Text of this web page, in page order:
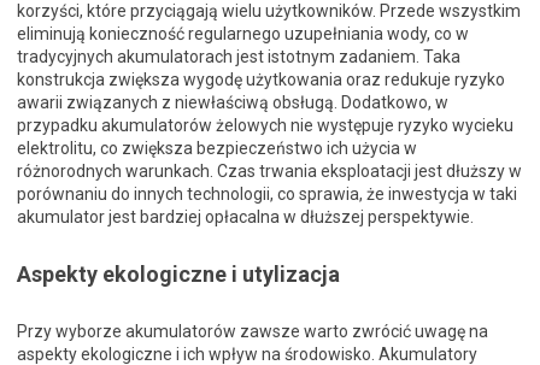
korzyści, które przyciągają wielu użytkowników. Przede wszystkim
eliminują konieczność regularnego uzupełniania wody, co w
tradycyjnych akumulatorach jest istotnym zadaniem. Taka
konstrukcja zwiększa wygodę użytkowania oraz redukuje ryzyko
awarii związanych z niewłaściwą obsługą. Dodatkowo, w
przypadku akumulatorów żelowych nie występuje ryzyko wycieku
elektrolitu, co zwiększa bezpieczeństwo ich użycia w
różnorodnych warunkach. Czas trwania eksploatacji jest dłuższy w
porównaniu do innych technologii, co sprawia, że inwestycja w taki
akumulator jest bardziej opłacalna w dłuższej perspektywie.
Aspekty ekologiczne i utylizacja
Przy wyborze akumulatorów zawsze warto zwrócić uwagę na
aspekty ekologiczne i ich wpływ na środowisko. Akumulatory